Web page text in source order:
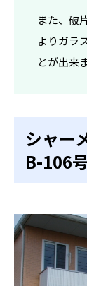
また、破
よりガラ
とが出来
シャー
B-106